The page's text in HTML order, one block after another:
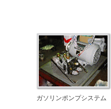
ガソリンポンプシステム